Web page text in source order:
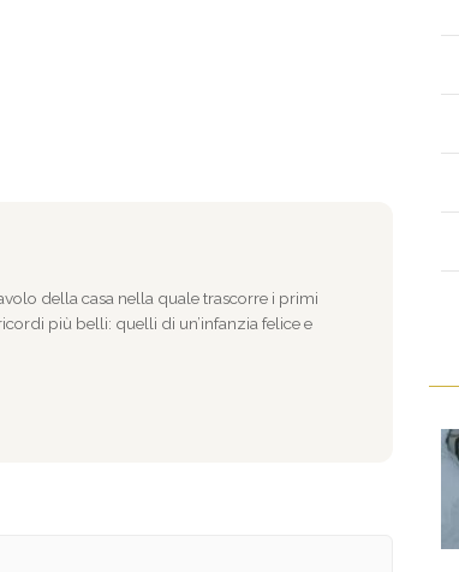
della casa nella quale trascorre i primi
più belli: quelli di un’infanzia felice e